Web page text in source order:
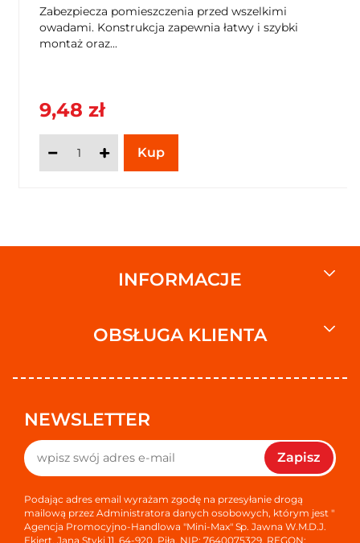
Zabezpiecza pomieszczenia przed wszelkimi
owadami. Konstrukcja zapewnia łatwy i szybki
montaż oraz...
9,48 zł
INFORMACJE
OBSŁUGA KLIENTA
NEWSLETTER
Zapisz
Podając adres email wyrażam zgodę na przesyłanie drogą
mailową przez Administratora danych osobowych, którym jest "
Agencja Promocyjno-Handlowa "Mini-Max" Sp. Jawna W.M.D.J.
Ekiert, Jana Styki 11, 64-920, Piła, NIP: 7640075329, REGON: